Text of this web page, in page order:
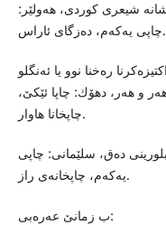
به‌كر، (2004) په‌خشانه‌ شیعرى كوردى، هه‌ولێر:
چاپى یه‌كه‌م، ده‌زگاى ئاراس.
الله حامد، (2013) پراكتیزه‌كرنا ره‌خنا نوو یا ئه‌نگلو
و هه‌ر، دهۆك: چاپا ئێكێ،
چاپخانا هاوار.
(2005) ده‌نگى بلورینى ده‌ق، سلێمانى: چاپى
یه‌كه‌م، چاپخانه‌ى راز.
ب زمانێ عه‌ره‌بى: